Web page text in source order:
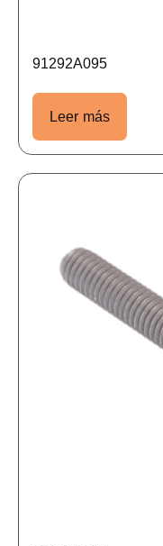
91292A095
Leer más